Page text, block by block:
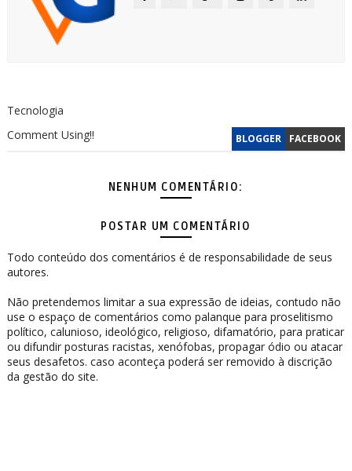
Tecnologia
BLOGGER FACEBOOK
Comment Using!!
NENHUM COMENTÁRIO:
POSTAR UM COMENTÁRIO
Todo conteúdo dos comentários é de responsabilidade de seus
autores.
Não pretendemos limitar a sua expressão de ideias, contudo não
use o espaço de comentários como palanque para proselitismo
político, calunioso, ideológico, religioso, difamatório, para praticar
ou difundir posturas racistas, xenófobas, propagar ódio ou atacar
seus desafetos. caso aconteça poderá ser removido à discrição
da gestão do site.